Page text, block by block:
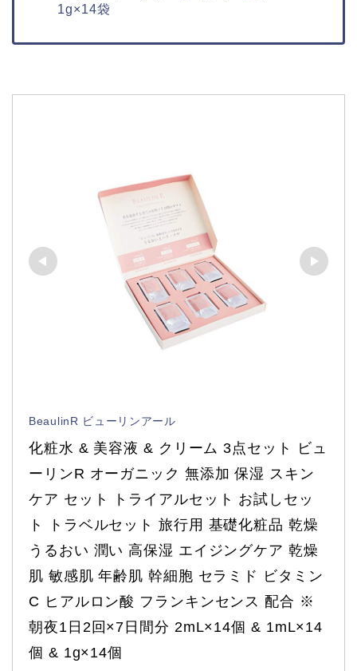
1g×14袋
BeaulinR ビューリンアール
化粧水 & 美容液 & クリーム 3点セット ビュ
ーリンR オーガニック 無添加 保湿 スキン
ケア セット トライアルセット お試しセッ
ト トラベルセット 旅行用 基礎化粧品 乾燥
うるおい 潤い 高保湿 エイジングケア 乾燥
肌 敏感肌 年齢肌 幹細胞 セラミド ビタミン
C ヒアルロン酸 フランキンセンス 配合 ※
朝夜1日2回×7日間分 2mL×14個 & 1mL×14
個 & 1g×14個